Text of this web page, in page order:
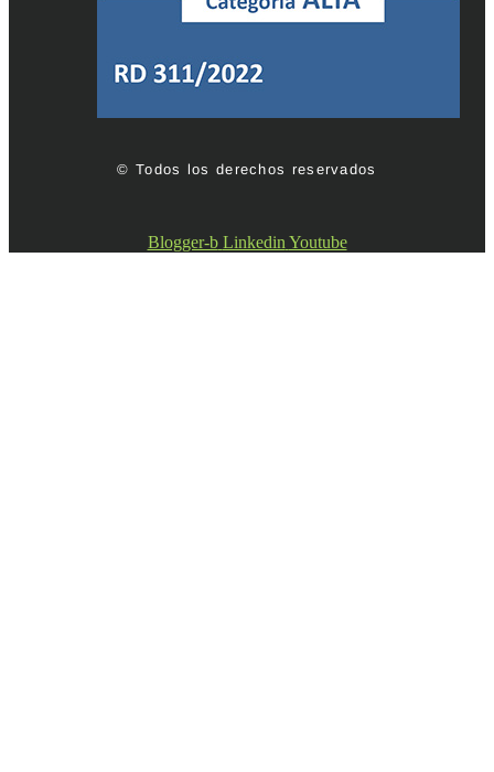
© Todos los derechos reservados
Blogger-b Linkedin Youtube